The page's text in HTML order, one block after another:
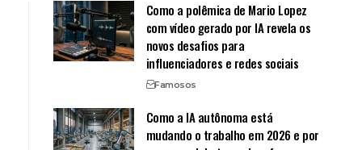
Como a polêmica de Mario Lopez
com vídeo gerado por IA revela os
novos desafios para
influenciadores e redes sociais
Famosos
Como a IA autônoma está
mudando o trabalho em 2026 e por